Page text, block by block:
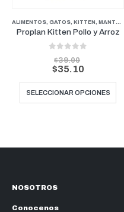
PALIATIVOS,CUIDADOS PALIATIVOS ,
GATOS,MEDICADOS
ALIMENTOS, GATOS, KITTEN, MANTENIMIENTO
Proplan Kitten Pollo y Arroz
$39.00
$35.10
SELECCIONAR OPCIONES
Este producto tiene
NOSOTROS
Conocenos